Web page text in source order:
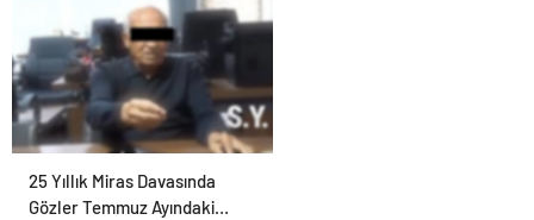
25 Yıllık Miras Davasında
Gözler Temmuz Ayındaki